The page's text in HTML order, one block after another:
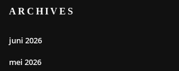
ARCHIVES
juni 2026
mei 2026